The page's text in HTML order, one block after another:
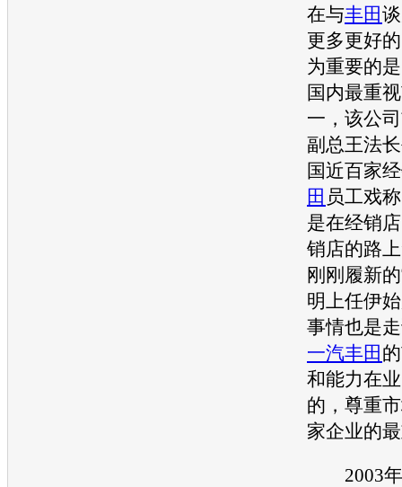
在与丰田
更多更好
为重要的
国内最重
一，该公
副总王法
国近百家
田 员工戏
是在经销
销店的路
刚刚履新
明上任伊
事情也是
一汽丰田
和能力在
的，尊重
家企业的
2003年